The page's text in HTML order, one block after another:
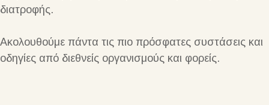
διατροφής.
Ακολουθούμε πάντα τις πιο πρόσφατες συστάσεις και
οδηγίες από διεθνείς οργανισμούς και φορείς.